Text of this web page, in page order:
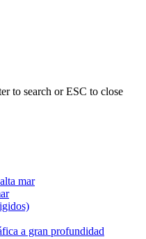
to search or ESC to close
mar
a gran profundidad